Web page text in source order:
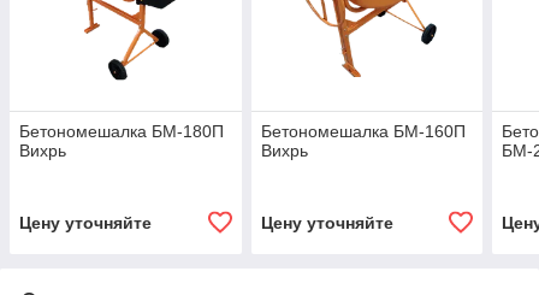
Бетономешалка БМ-180П
Вихрь
Цену уточняйте
Бетономешалка БМ-160П
Вихрь
Цену уточняйте
БМ-